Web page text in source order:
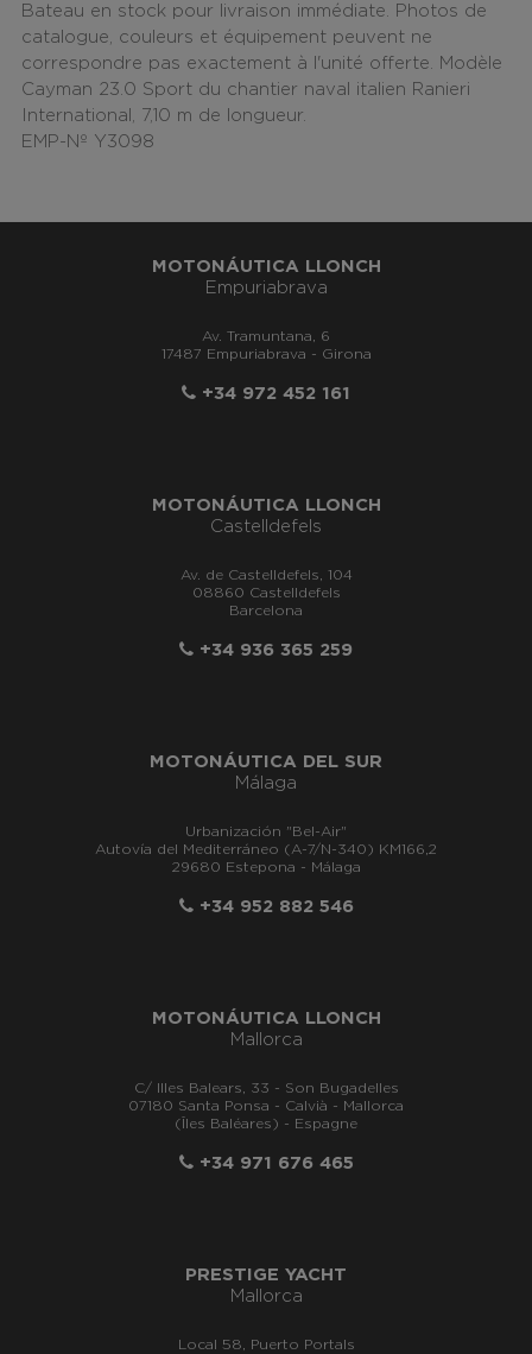
Bateau en stock pour livraison immédiate. Photos de
catalogue, couleurs et équipement peuvent ne
correspondre pas exactement à l'unité offerte. Modèle
Cayman 23.0 Sport du chantier naval italien Ranieri
International, 7,10 m de longueur.
EMP-Nº Y3098
MOTONÁUTICA LLONCH
Empuriabrava
Av. Tramuntana, 6
17487 Empuriabrava - Girona
+34 972 452 161
MOTONÁUTICA LLONCH
Castelldefels
Av. de Castelldefels, 104
08860 Castelldefels
Barcelona
+34 936 365 259
MOTONÁUTICA DEL SUR
Málaga
Urbanización "Bel-Air"
Autovía del Mediterráneo (A-7/N-340) KM166,2
29680 Estepona - Málaga
+34 952 882 546
MOTONÁUTICA LLONCH
Mallorca
C/ Illes Balears, 33 - Son Bugadelles
07180 Santa Ponsa - Calvià - Mallorca
(Îles Baléares) - Espagne
+34 971 676 465
PRESTIGE YACHT
Mallorca
Local 58, Puerto Portals